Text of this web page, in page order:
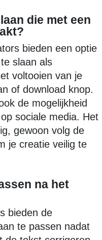
die met een
bieden een optie
slaan als
voltooien van je
of download knop.
de mogelijkheid
sociale media. Het
gewoon volg de
je creatie veilig te
na het
bieden de
te passen nadat